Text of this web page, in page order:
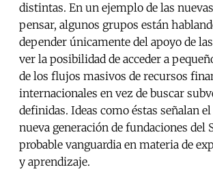
distintas. En un ejemplo de las
pensar, algunos grupos están
depender únicamente del apoyo de
ver la posibilidad de acceder a
de los flujos masivos de recursos
internacionales en vez de buscar
definidas. Ideas como éstas señalan
nueva generación de fundaciones del
probable vanguardia en materia de
y aprendizaje.